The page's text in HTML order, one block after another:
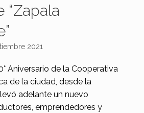
“Zapala
2021
Aniversario de la Cooperativa
de la ciudad, desde la
adelante un nuevo
emprendedores y